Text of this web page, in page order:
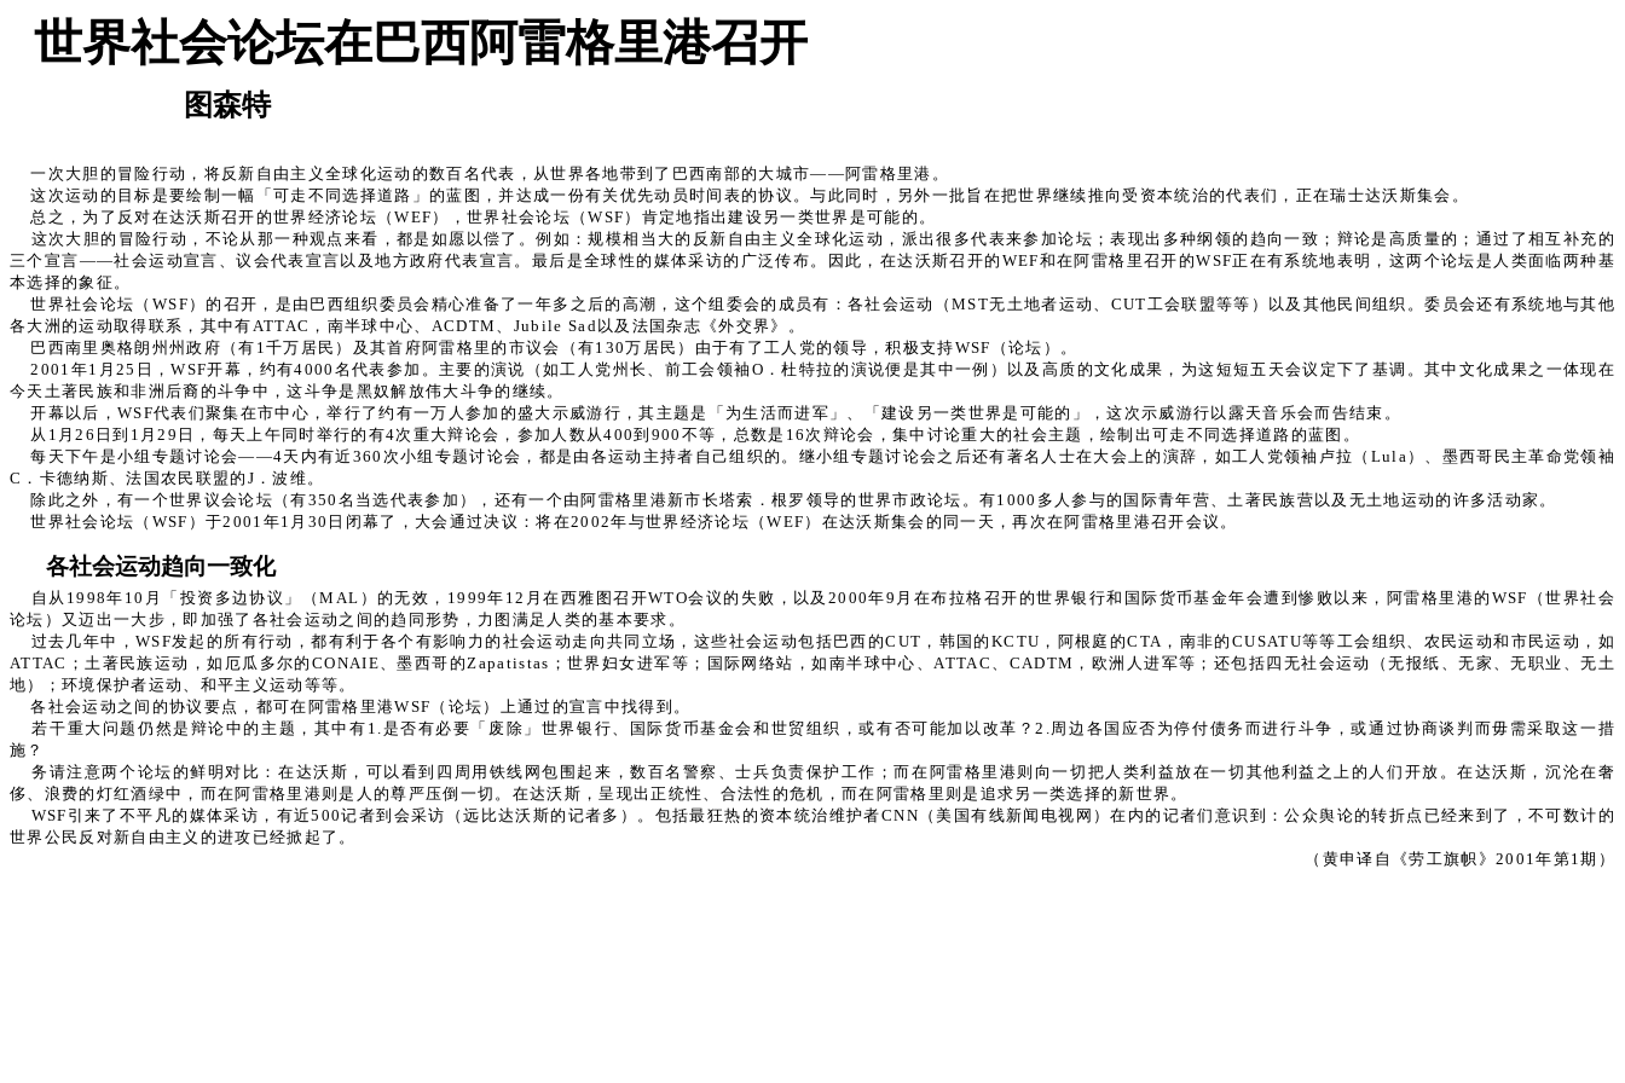
世界社会论坛在巴西阿雷格里港召开
图森特
一次大胆的冒险行动，将反新自由主义全球化运动的数百名代表，从世界各地带到了巴西南部的大城市——阿雷格里港。
这次运动的目标是要绘制一幅「可走不同选择道路」的蓝图，并达成一份有关优先动员时间表的协议。与此同时，另外一批旨在把世界继续推向受资本统治的代表们，正在瑞士达沃斯集会。
总之，为了反对在达沃斯召开的世界经济论坛（WEF），世界社会论坛（WSF）肯定地指出建设另一类世界是可能的。
这次大胆的冒险行动，不论从那一种观点来看，都是如愿以偿了。例如：规模相当大的反新自由主义全球化运动，派出很多代表来参加论坛；表现出多种纲领的趋向一致；辩论是高质量的；通过了相互补充的
三个宣言——社会运动宣言、议会代表宣言以及地方政府代表宣言。最后是全球性的媒体采访的广泛传布。因此，在达沃斯召开的WEF和在阿雷格里召开的WSF正在有系统地表明，这两个论坛是人类面临两种基
本选择的象征。
世界社会论坛（WSF）的召开，是由巴西组织委员会精心准备了一年多之后的高潮，这个组委会的成员有：各社会运动（MST无土地者运动、CUT工会联盟等等）以及其他民间组织。委员会还有系统地与其他
各大洲的运动取得联系，其中有ATTAC，南半球中心、ACDTM、Jubile Sad以及法国杂志《外交界》。
巴西南里奥格朗州州政府（有1千万居民）及其首府阿雷格里的市议会（有130万居民）由于有了工人党的领导，积极支持WSF（论坛）。
2001年1月25日，WSF开幕，约有4000名代表参加。主要的演说（如工人党州长、前工会领袖O．杜特拉的演说便是其中一例）以及高质的文化成果，为这短短五天会议定下了基调。其中文化成果之一体现在
今天土著民族和非洲后裔的斗争中，这斗争是黑奴解放伟大斗争的继续。
开幕以后，WSF代表们聚集在市中心，举行了约有一万人参加的盛大示威游行，其主题是「为生活而进军」、「建设另一类世界是可能的」，这次示威游行以露天音乐会而告结束。
从1月26日到1月29日，每天上午同时举行的有4次重大辩论会，参加人数从400到900不等，总数是16次辩论会，集中讨论重大的社会主题，绘制出可走不同选择道路的蓝图。
每天下午是小组专题讨论会——4天内有近360次小组专题讨论会，都是由各运动主持者自己组织的。继小组专题讨论会之后还有著名人士在大会上的演辞，如工人党领袖卢拉（Lula）、墨西哥民主革命党领袖
C．卡德纳斯、法国农民联盟的J．波维。
除此之外，有一个世界议会论坛（有350名当选代表参加），还有一个由阿雷格里港新市长塔索．根罗领导的世界市政论坛。有1000多人参与的国际青年营、土著民族营以及无土地运动的许多活动家。
世界社会论坛（WSF）于2001年1月30日闭幕了，大会通过决议：将在2002年与世界经济论坛（WEF）在达沃斯集会的同一天，再次在阿雷格里港召开会议。
各社会运动趋向一致化
自从1998年10月「投资多边协议」（MAL）的无效，1999年12月在西雅图召开WTO会议的失败，以及2000年9月在布拉格召开的世界银行和国际货币基金年会遭到惨败以来，阿雷格里港的WSF（世界社会
论坛）又迈出一大步，即加强了各社会运动之间的趋同形势，力图满足人类的基本要求。
过去几年中，WSF发起的所有行动，都有利于各个有影响力的社会运动走向共同立场，这些社会运动包括巴西的CUT，韩国的KCTU，阿根庭的CTA，南非的CUSATU等等工会组织、农民运动和市民运动，如
ATTAC；土著民族运动，如厄瓜多尔的CONAIE、墨西哥的Zapatistas；世界妇女进军等；国际网络站，如南半球中心、ATTAC、CADTM，欧洲人进军等；还包括四无社会运动（无报纸、无家、无职业、无土
地）；环境保护者运动、和平主义运动等等。
各社会运动之间的协议要点，都可在阿雷格里港WSF（论坛）上通过的宣言中找得到。
若干重大问题仍然是辩论中的主题，其中有1.是否有必要「废除」世界银行、国际货币基金会和世贸组织，或有否可能加以改革？2.周边各国应否为停付债务而进行斗争，或通过协商谈判而毋需采取这一措
施？
务请注意两个论坛的鲜明对比：在达沃斯，可以看到四周用铁线网包围起来，数百名警察、士兵负责保护工作；而在阿雷格里港则向一切把人类利益放在一切其他利益之上的人们开放。在达沃斯，沉沦在奢
侈、浪费的灯红酒绿中，而在阿雷格里港则是人的尊严压倒一切。在达沃斯，呈现出正统性、合法性的危机，而在阿雷格里则是追求另一类选择的新世界。
WSF引来了不平凡的媒体采访，有近500记者到会采访（远比达沃斯的记者多）。包括最狂热的资本统治维护者CNN（美国有线新闻电视网）在内的记者们意识到：公众舆论的转折点已经来到了，不可数计的
世界公民反对新自由主义的进攻已经掀起了。
（黄申译自《劳工旗帜》2001年第1期）